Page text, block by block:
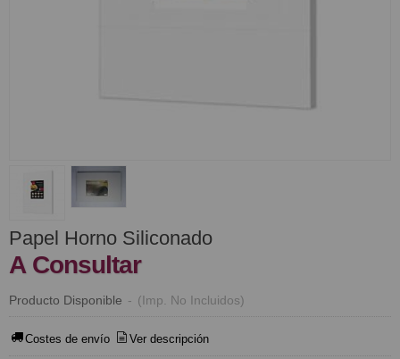
Papel Horno Siliconado
A Consultar
Producto Disponible - (Imp. No Incluidos)
Costes de envío Ver descripción